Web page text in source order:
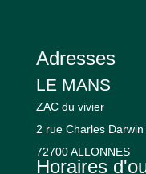
Adresses
LE MANS
ZAC du vivier
2 rue Charles Darwin
72700 ALLONNES
Horaires